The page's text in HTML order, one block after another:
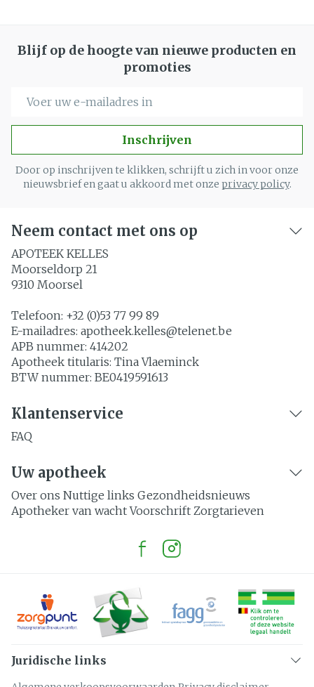
Blijf op de hoogte van nieuwe producten en
promoties
Inschrijven
Door op inschrijven te klikken, schrijft u zich in voor onze
nieuwsbrief en gaat u akkoord met onze privacy policy.
Neem contact met ons op
APOTEEK KELLES
Moorseldorp 21
9310 Moorsel
Telefoon: +32 (0)53 77 99 89
E-mailadres: apotheek.kelles@telenet.be
APB nummer: 414202
Apotheek titularis: Tina Vlaeminck
BTW nummer: BE0419591613
Klantenservice
FAQ
Uw apotheek
Over ons Nuttige links Gezondheidsnieuws
Apotheker van wacht Voorschrift Zorgtarieven
Juridische links